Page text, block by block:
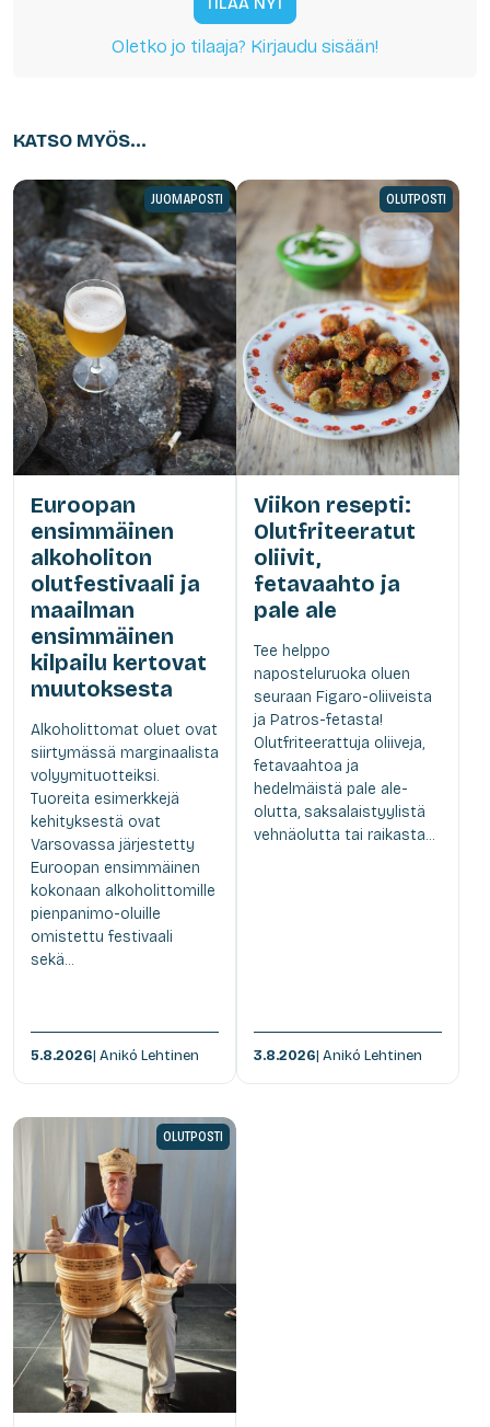
Oletko jo tilaaja? Kirjaudu sisään!
KATSO MYÖS...
JUOMAPOSTI
Euroopan
ensimmäinen
alkoholiton
olutfestivaali ja
maailman
ensimmäinen
kilpailu kertovat
muutoksesta
Alkoholittomat oluet ovat
siirtymässä marginaalista
volyymituotteiksi.
Tuoreita esimerkkejä
kehityksestä ovat
Varsovassa järjestetty
Euroopan ensimmäinen
kokonaan alkoholittomille
pienpanimo-oluille
omistettu festivaali
sekä...
5.8.2026| Anikó Lehtinen
OLUTPOSTI
Viikon resepti:
Olutfriteeratut
oliivit,
fetavaahto ja
pale ale
Tee helppo
naposteluruoka oluen
seuraan Figaro-oliiveista
ja Patros-fetasta!
Olutfriteerattuja oliiveja,
fetavaahtoa ja
hedelmäistä pale ale-
olutta, saksalaistyylistä
vehnäolutta tai raikasta...
3.8.2026| Anikó Lehtinen
OLUTPOSTI